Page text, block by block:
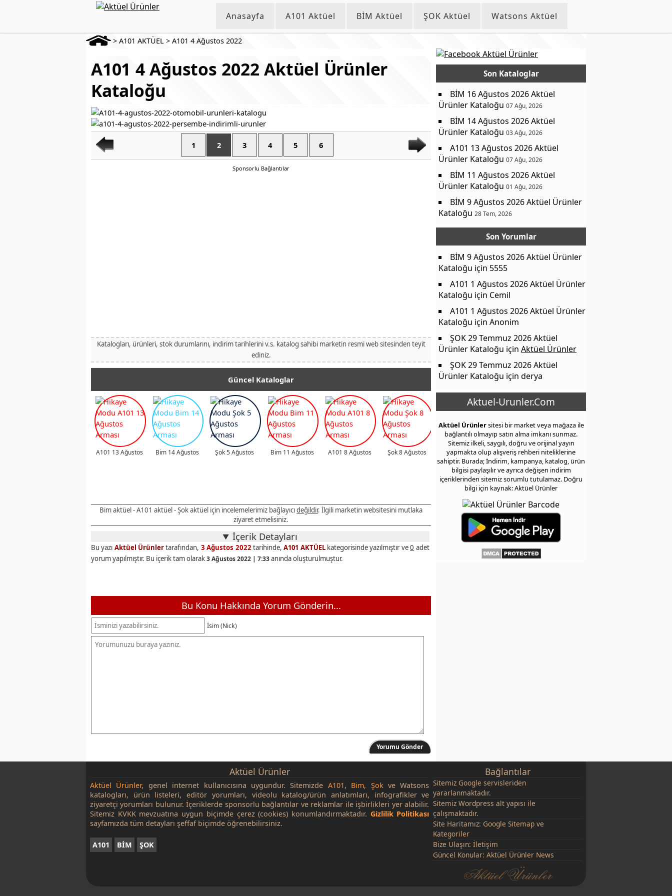
Anasayfa A101 Aktüel BİM Aktüel ŞOK Aktüel Watsons Aktüel
> A101 AKTÜEL > A101 4 Ağustos 2022
A101 4 Ağustos 2022 Aktüel Ürünler
Kataloğu
1 2 3 4 5 6
Sponsorlu Bağlantılar
Katalogları, ürünleri, stok durumlarını, indirim tarihlerini v.s. katalog sahibi marketin resmi web sitesinden teyit
ediniz.
Güncel Kataloglar
A101 13 Ağustos Bim 14 Ağustos Şok 5 Ağustos Bim 11 Ağustos A101 8 Ağustos Şok 8 Ağustos
Bim aktüel - A101 aktüel - Şok aktüel için incelemelerimiz bağlayıcıdeğildir. İlgili marketin websitesini mutlaka
ziyaret etmelisiniz.
İçerik Detayları
Bu yazı Aktüel Ürünlertarafından, 3 Ağustos 2022tarihinde,A101 AKTÜELkategorisinde yazılmıştır ve0 adet
yorum yapılmıştır. Bu içerik tam olarak3 Ağustos 2022 | 7:33anında oluşturulmuştur.
Bu Konu Hakkında Yorum Gönderin...
İsim (Nick)
Yorumu Gönder
Son Kataloglar
BİM 16 Ağustos 2026 Aktüel
Ürünler Kataloğu 07 Ağu, 2026
BİM 14 Ağustos 2026 Aktüel
Ürünler Kataloğu 03 Ağu, 2026
A101 13 Ağustos 2026 Aktüel
Ürünler Kataloğu 07 Ağu, 2026
BİM 11 Ağustos 2026 Aktüel
Ürünler Kataloğu 01 Ağu, 2026
BİM 9 Ağustos 2026 Aktüel Ürünler
Kataloğu 28 Tem, 2026
Son Yorumlar
BİM 9 Ağustos 2026 Aktüel Ürünler
Kataloğu için 5555
A101 1 Ağustos 2026 Aktüel Ürünler
Kataloğu için Cemil
A101 1 Ağustos 2026 Aktüel Ürünler
Kataloğu için Anonim
ŞOK 29 Temmuz 2026 Aktüel
Ürünler Kataloğu için Aktüel Ürünler
ŞOK 29 Temmuz 2026 Aktüel
Ürünler Kataloğu için derya
Aktuel-Urunler.Com
Aktüel Ürünlersitesi bir market veya mağaza ile
bağlantılı olmayıp satın alma imkanı sunmaz.
Sitemiz ilkeli, saygılı, doğru ve orijinal yayın
yapmakta olup alışveriş rehberi niteliklerine
sahiptir. Burada; İndirim, kampanya, katalog, ürün
bilgisi paylaşılır ve ayrıca değişen indirim
içeriklerinden sitemiz sorumlu tutulamaz. Doğru
bilgi için kaynak: Aktüel Ürünler
Aktüel Ürünler
Aktüel Ürünler, genel internet kullanıcısına uygundur. Sitemizde A101, Bim, Şok ve Watsons
katalogları, ürün listeleri, editör yorumları, videolu katalog/ürün anlatımları, infografikler ve
ziyaretçi yorumları bulunur. İçeriklerde sponsorlu bağlantılar ve reklamlar ile işbirlikleri yer alabilir.
Sitemiz KVKK mevzuatına uygun biçimde çerez (cookies) konumlandırmaktadır. Gizlilik Politikası
sayfamızda tüm detayları şeffaf biçimde öğrenebilirsiniz.
A101 BİM ŞOK
Bağlantılar
Sitemiz Google servisleriden
yararlanmaktadır.
Sitemiz Wordpress alt yapısı ile
çalışmaktadır.
Site Haritamız: Google Sitemap ve
Kategoriler
Bize Ulaşın:İletişim
Güncel Konular:Aktüel Ürünler News